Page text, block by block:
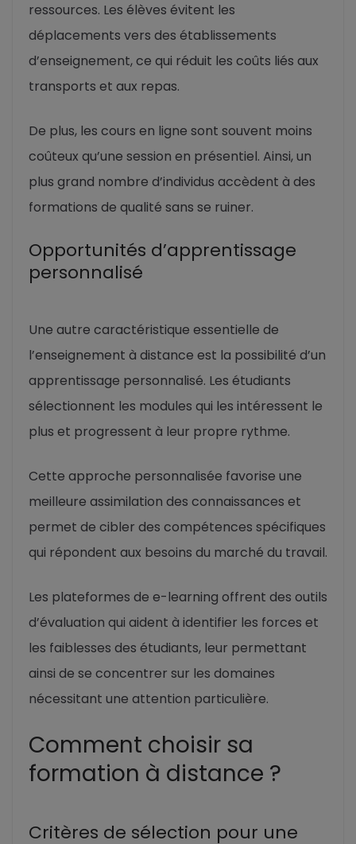
ressources. Les élèves évitent les
déplacements vers des établissements
d’enseignement, ce qui réduit les coûts liés aux
transports et aux repas.
De plus, les cours en ligne sont souvent moins
coûteux qu’une session en présentiel. Ainsi, un
plus grand nombre d’individus accèdent à des
formations de qualité sans se ruiner.
Opportunités d’apprentissage
personnalisé
Une autre caractéristique essentielle de
l’enseignement à distance est la possibilité d’un
apprentissage personnalisé. Les étudiants
sélectionnent les modules qui les intéressent le
plus et progressent à leur propre rythme.
Cette approche personnalisée favorise une
meilleure assimilation des connaissances et
permet de cibler des compétences spécifiques
qui répondent aux besoins du marché du travail.
Les plateformes de e-learning offrent des outils
d’évaluation qui aident à identifier les forces et
les faiblesses des étudiants, leur permettant
ainsi de se concentrer sur les domaines
nécessitant une attention particulière.
Comment choisir sa
formation à distance ?
Critères de sélection pour une